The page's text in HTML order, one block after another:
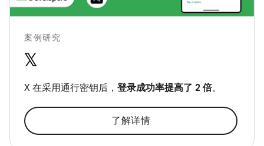
案例研究
X 在采用通行密钥后， 登录成功率提高了 2 倍。
了解详情